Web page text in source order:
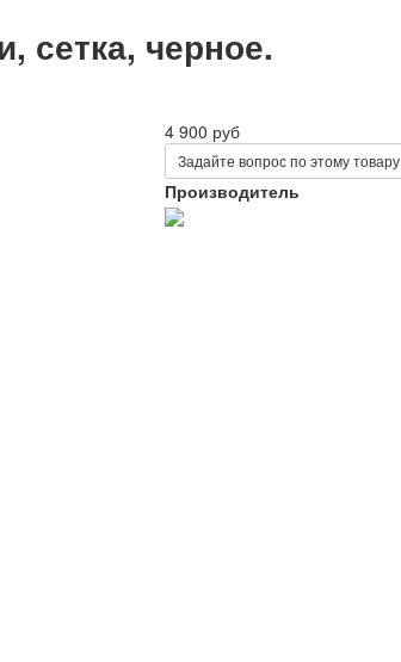
сетка, черное.
4 900 руб
Задайте вопрос по этому товару
Производитель